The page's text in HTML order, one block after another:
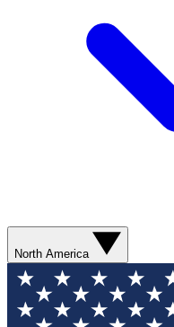
North America